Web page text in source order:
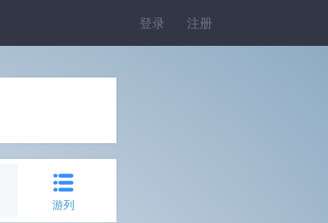
登录 注册
游列